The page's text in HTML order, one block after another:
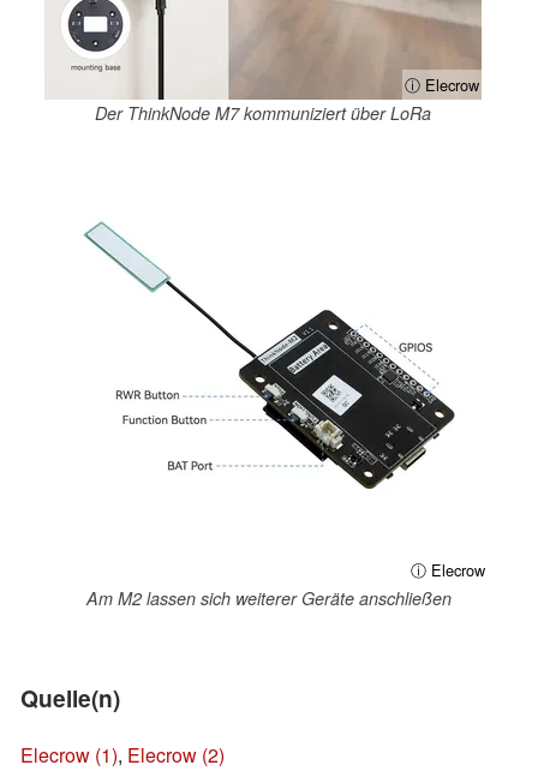
ⓘ Elecrow
Der ThinkNode M7 kommuniziert über LoRa
ⓘ Elecrow
Am M2 lassen sich weiterer Geräte anschließen
Quelle(n)
Elecrow (1), Elecrow (2)